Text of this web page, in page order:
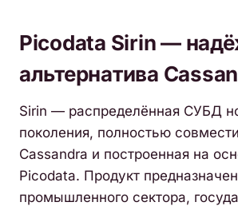
Picodata Sirin —
альтернатива
Sirin — распределённая СУБД
поколения, полностью
Cassandra и построенная на
Picodata. Продукт
промышленного сектора,